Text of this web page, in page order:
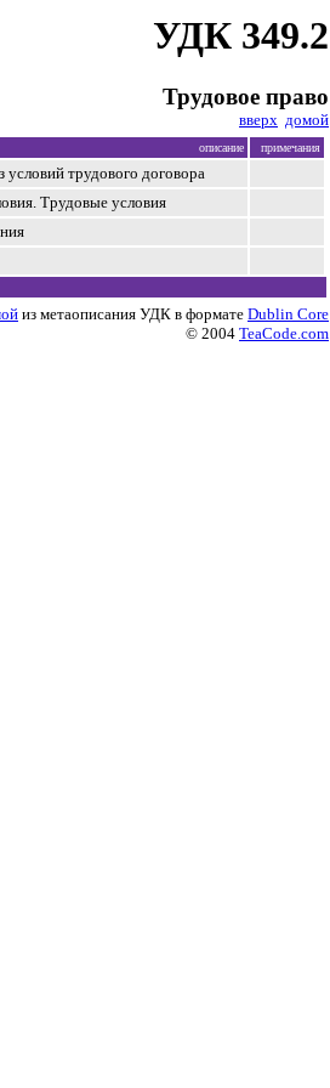
УДК 349.2
Трудовое право
вверх домой
описание примечания
трудового договора
Трудовые условия
из метаописания УДК в формате Dublin Core
© 2004 TeaCode.com